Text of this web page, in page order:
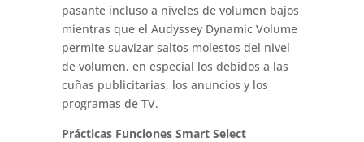
pasante incluso a niveles de volumen bajos
mientras que el Audyssey Dynamic Volume
permite suavizar saltos molestos del nivel
de volumen, en especial los debidos a las
cuñas publicitarias, los anuncios y los
programas de TV.
Prácticas Funciones Smart Select